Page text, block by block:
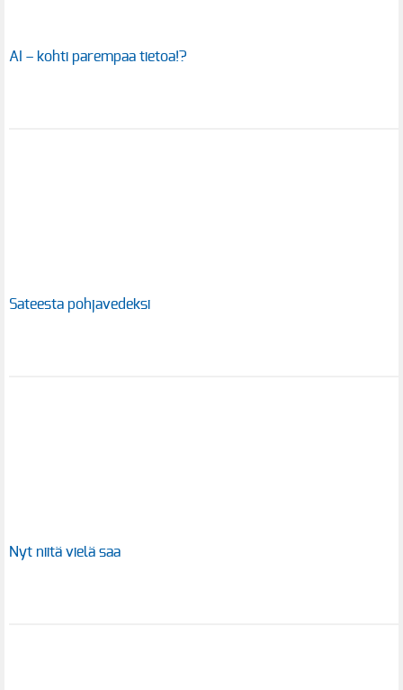
AI – kohti parempaa tietoa!?
Sateesta pohjavedeksi
Nyt niitä vielä saa